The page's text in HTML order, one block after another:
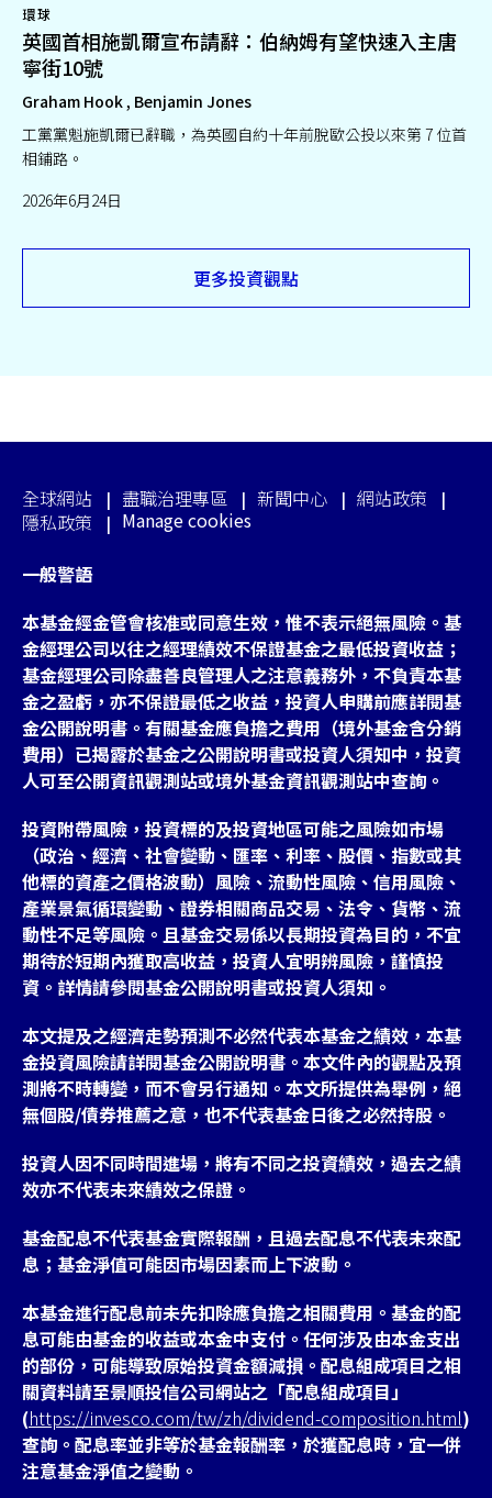
環球
英國首相施凱爾宣布請辭：伯納姆有望快速入主唐
寧街10號
Graham Hook , Benjamin Jones
工黨黨魁施凱爾已辭職，為英國自約十年前脫歐公投以來第 7 位首
相鋪路。
2026年6月24日
更多投資觀點
全球網站 盡職治理專區 新聞中心
網站政策
隱私政策
Manage cookies
一般警語
本基金經金管會核准或同意生效，惟不表示絕無風險。基
金經理公司以往之經理績效不保證基金之最低投資收益；
基金經理公司除盡善良管理人之注意義務外，不負責本基
金之盈虧，亦不保證最低之收益，投資人申購前應詳閱基
金公開說明書。有關基金應負擔之費用（境外基金含分銷
費用）已揭露於基金之公開說明書或投資人須知中，投資
人可至公開資訊觀測站或境外基金資訊觀測站中查詢。
投資附帶風險，投資標的及投資地區可能之風險如市場
（政治、經濟、社會變動、匯率、利率、股價、指數或其
他標的資產之價格波動）風險、流動性風險、信用風險、
產業景氣循環變動、證券相關商品交易、法令、貨幣、流
動性不足等風險。且基金交易係以長期投資為目的，不宜
期待於短期內獲取高收益，投資人宜明辨風險，謹慎投
資。詳情請參閱基金公開說明書或投資人須知。
本文提及之經濟走勢預測不必然代表本基金之績效，本基
金投資風險請詳閱基金公開說明書。本文件內的觀點及預
測將不時轉變，而不會另行通知。本文所提供為舉例，絕
無個股/債券推薦之意，也不代表基金日後之必然持股。
投資人因不同時間進場，將有不同之投資績效，過去之績
效亦不代表未來績效之保證。
基金配息不代表基金實際報酬，且過去配息不代表未來配
息；基金淨值可能因市場因素而上下波動。
本基金進行配息前未先扣除應負擔之相關費用。基金的配
息可能由基金的收益或本金中支付。任何涉及由本金支出
的部份，可能導致原始投資金額減損。配息組成項目之相
關資料請至景順投信公司網站之「配息組成項目」
(https://invesco.com/tw/zh/dividend-composition.html)
查詢。配息率並非等於基金報酬率，於獲配息時，宜一併
注意基金淨值之變動。